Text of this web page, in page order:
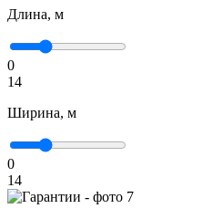
Длина, м
0
14
Ширина, м
0
14